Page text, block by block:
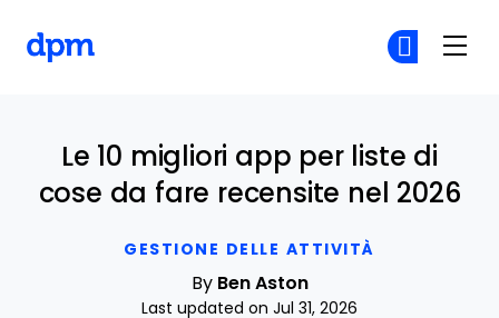
GESTIONE DELLE ATTIVITÀ
Le 10 migliori app per liste di
cose da fare recensite nel 2026
By Ben Aston
Last updated on Jul 31, 2026